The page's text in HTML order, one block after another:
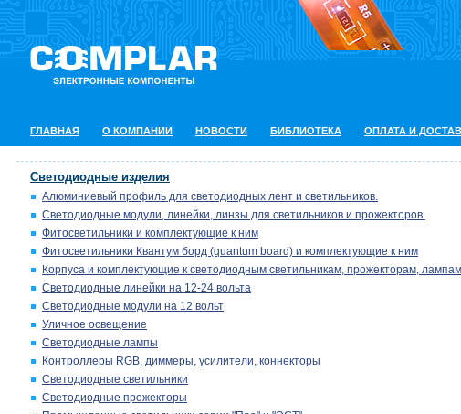
ГЛАВНАЯ О КОМПАНИИ НОВОСТИ БИБЛИОТЕКА ОПЛАТА И
Светодиодные изделия
Алюминиевый профиль для светодиодных лент и светильников.
Светодиодные модули, линейки, линзы для светильников и прожекторов.
Фитосветильники и комплектующие к ним
Фитосветильники Квантум борд (quantum board) и комплектующие к ним
Корпуса и комплектующие к светодиодным светильникам, прожекторам,
Светодиодные линейки на 12-24 вольта
Светодиодные модули на 12 вольт
Уличное освещение
Светодиодные лампы
Контроллеры RGB, диммеры, усилители, коннекторы
Светодиодные светильники
Светодиодные прожекторы